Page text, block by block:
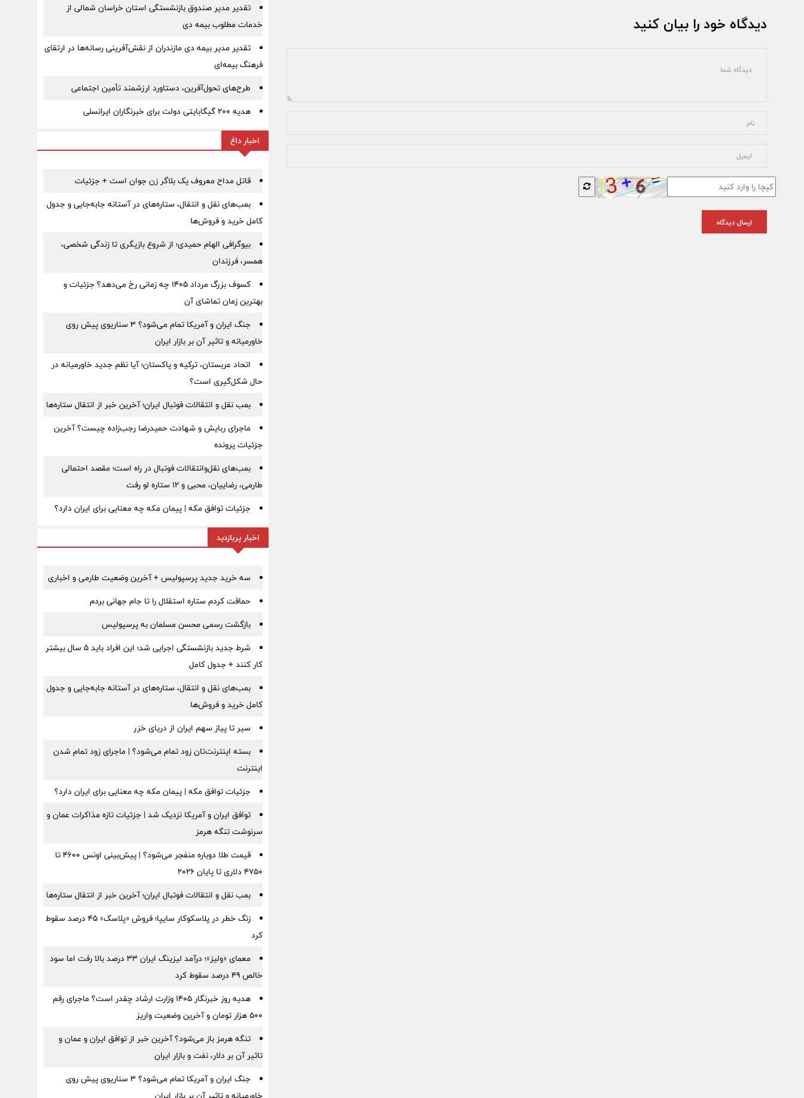
دیدگاه خود را بیان کنید
ارسال دیدگاه
تقدیر مدیر صندوق بازنشستگی استان خراسان شمالی از
خدمات مطلوب بیمه دی
تقدیر مدیر بیمه دی مازندران از نقش‌آفرینی رسانه‌ها در ارتقای
فرهنگ بیمه‌ای
طرح‌های تحول‌آفرین، دستاورد ارزشمند تأمین اجتماعی
هدیه ۲۰۰ گیگابایتی دولت برای خبرنگاران ایرانسلی
اخبار داغ
قاتل مداح معروف یک بلاگر زن جوان است + جزئیات
بمب‌های نقل و انتقال، ستاره‌های در آستانه جابه‌جایی و جدول
کامل خرید و فروش‌ها
بیوگرافی الهام حمیدی؛ از شروع بازیگری تا زندگی شخصی،
همسر، فرزندان
کسوف بزرگ مرداد ۱۴۰۵ چه زمانی رخ می‌دهد؟ جزئیات و
بهترین زمان تماشای آن
جنگ ایران و آمریکا تمام می‌شود؟ ۳ سناریوی پیش روی
خاورمیانه و تاثیر آن بر بازار ایران
اتحاد عربستان، ترکیه و پاکستان؛ آیا نظم جدید خاورمیانه در
حال شکل‌گیری است؟
بمب نقل‌ و انتقالات فوتبال ایران؛ آخرین خبر از انتقال ستاره‌ها
ماجرای ربایش و شهادت حمیدرضا رجب‌زاده چیست؟ آخرین
جزئیات پرونده
بمب‌های نقل‌وانتقالات فوتبال در راه است؛ مقصد احتمالی
طارمی، رضاییان، محبی و ۱۲ ستاره لو رفت
جزئیات توافق مکه | پیمان مکه چه معنایی برای ایران دارد؟
اخبار پربازدید
سه خرید جدید پرسپولیس + آخرین وضعیت طارمی و اخباری
حماقت کردم ستاره استقلال را تا جام جهانی بردم
بازگشت رسمی محسن مسلمان به پرسپولیس
شرط جدید بازنشستگی اجرایی شد؛ این افراد باید ۵ سال بیشتر
کار کنند + جدول کامل
بمب‌های نقل و انتقال، ستاره‌های در آستانه جابه‌جایی و جدول
کامل خرید و فروش‌ها
سیر تا پیاز سهم ایران از دریای خزر
بسته اینترنت‌تان زود تمام می‌شود؟ | ماجرای زود تمام شدن
اینترنت
جزئیات توافق مکه | پیمان مکه چه معنایی برای ایران دارد؟
توافق ایران و آمریکا نزدیک شد | جزئیات تازه مذاکرات عمان و
سرنوشت تنگه هرمز
قیمت طلا دوباره منفجر می‌شود؟ | پیش‌بینی اونس ۴۶۰۰ تا
۴۷۵۰ دلاری تا پایان ۲۰۲۶
بمب نقل‌ و انتقالات فوتبال ایران؛ آخرین خبر از انتقال ستاره‌ها
زنگ خطر در پلاسکوکار سایپا؛ فروش «پلاسک» ۴۵ درصد سقوط
کرد
معمای «ولیز»؛ درآمد لیزینگ ایران ۳۳ درصد بالا رفت اما سود
خالص ۴۹ درصد سقوط کرد
هدیه روز خبرنگار ۱۴۰۵ وزارت ارشاد چقدر است؟ ماجرای رقم
۵۰۰ هزار تومان و آخرین وضعیت واریز
تنگه هرمز باز می‌شود؟ آخرین خبر از توافق ایران و عمان و
تاثیر آن بر دلار، نفت و بازار ایران
جنگ ایران و آمریکا تمام می‌شود؟ ۳ سناریوی پیش روی